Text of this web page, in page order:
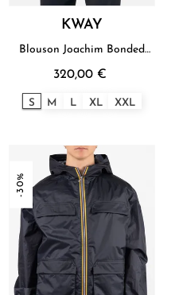
KWAY
Blouson Joachim Bonded
320,00 €
S M L XL XXL
-30%